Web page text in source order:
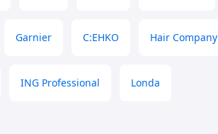
Garnier C:EHKO Hair Company
ING Professional Londa